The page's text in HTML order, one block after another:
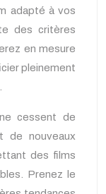
adapté à vos
des critères
en mesure
pleinement
cessent de
de nouveaux
des films
Prenez le